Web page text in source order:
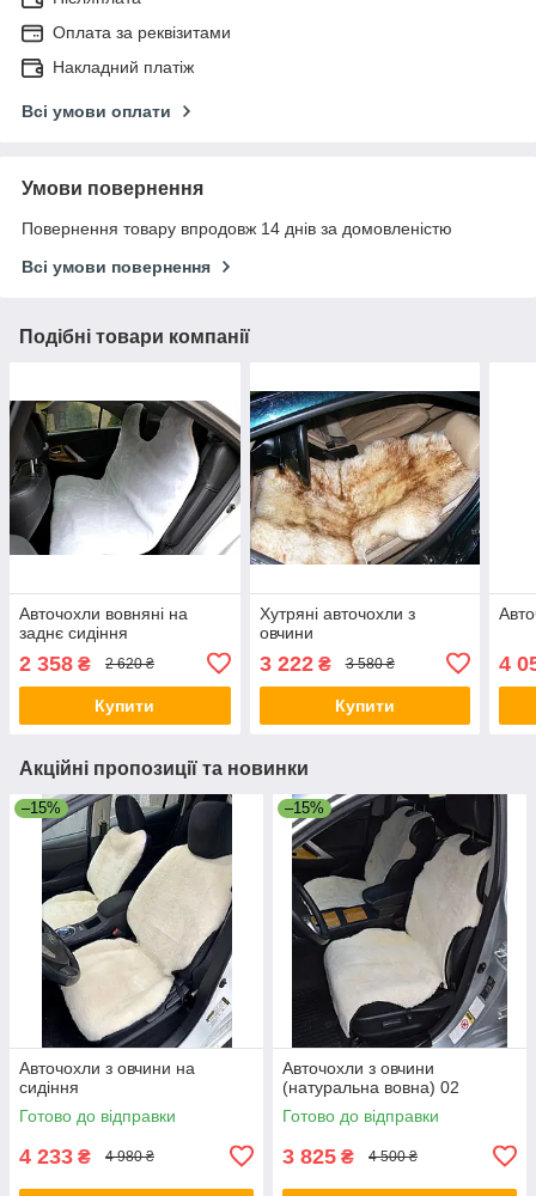
Оплата за реквізитами
Накладний платіж
Всі умови оплати
Умови повернення
Повернення товару впродовж 14 днів за домовленістю
Всі умови повернення
Подібні товари компанії
Авточохли вовняні на
заднє сидіння
2 358 ₴ 2 620 ₴
Купити
Хутряні авточохли з
овчини
3 222₴ 3 580 ₴
Купити
4
Акційні пропозиції та новинки
–15%
Авточохли з овчини на
сидіння
Готово до відправки
4 233 ₴ 4 980 ₴
–15%
Авточохли з овчини
(натуральна вовна) 02
Готово до відправки
3 825 ₴ 4 500 ₴